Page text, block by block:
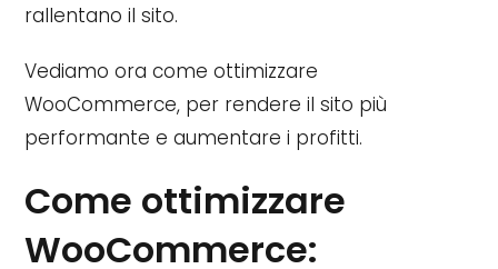
rallentano il sito.
Vediamo ora come ottimizzare
WooCommerce, per rendere il sito più
performante e aumentare i profitti.
Come ottimizzare
WooCommerce: